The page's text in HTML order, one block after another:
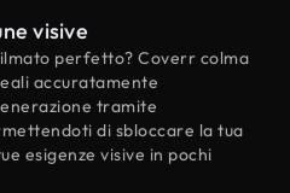
visive
perfetto? Coverr colma
accuratamente
tramite
di sbloccare la tua
esigenze visive in pochi